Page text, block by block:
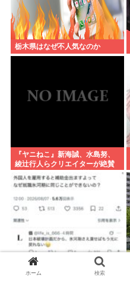
栃木県はなぜ不人気なのか
『ヤニねこ』新海誠、水島努、
綾辻行人らクリエイターが絶賛
過激描写はBPOでも議論に
「外国人より氷河期世代やニー
ホーム 検索